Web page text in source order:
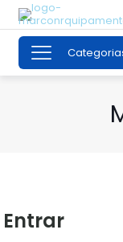
Entrar